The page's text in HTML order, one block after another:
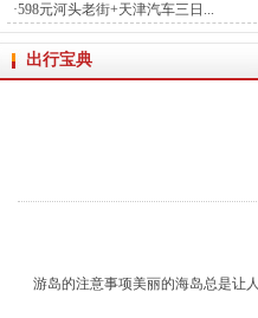
·598元河头老街+天津汽车三日...
出行宝典
游岛的注意事项美丽的海岛总是让